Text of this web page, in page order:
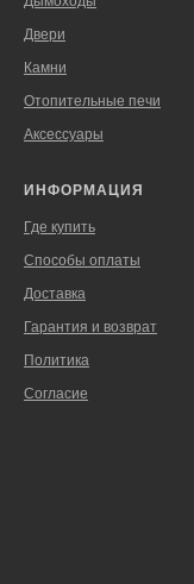
Двери
Камни
Отопительные печи
Аксессуары
ИНФОРМАЦИЯ
Где купить
Способы оплаты
Доставка
Гарантия и возврат
Политика
Согласие